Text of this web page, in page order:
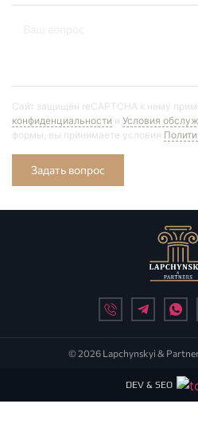
Сайт защищён reCAPTCHA к нему
конфиденциальности и Условия
формы, вы принимаете условия
Задать вопрос
© 2026 Lapchynskyi &
DEV & SEO